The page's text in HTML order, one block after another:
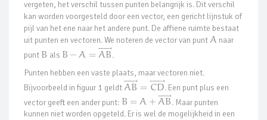
vergeten, het verschil tussen punten belangrijk is. Dit verschil
kan worden voorgesteld door een vector, een gericht lijnstuk of
pijl van het ene naar het andere punt. De affiene ruimte bestaat
uit punten en vectoren. We noteren de vector van puntA naar
punt B als B − A = AB
 ⃗
 .
Punten hebben een vaste plaats, maar vectoren niet.
Bijvoorbeeld in figuur 1 geldt AB
 ⃗
 = CD
 ⃗
 . Een punt plus een
vector geeft een ander punt: B = A + AB
 ⃗
 . Maar punten
kunnen niet worden opgeteld. Er is wel de mogelijkheid in een